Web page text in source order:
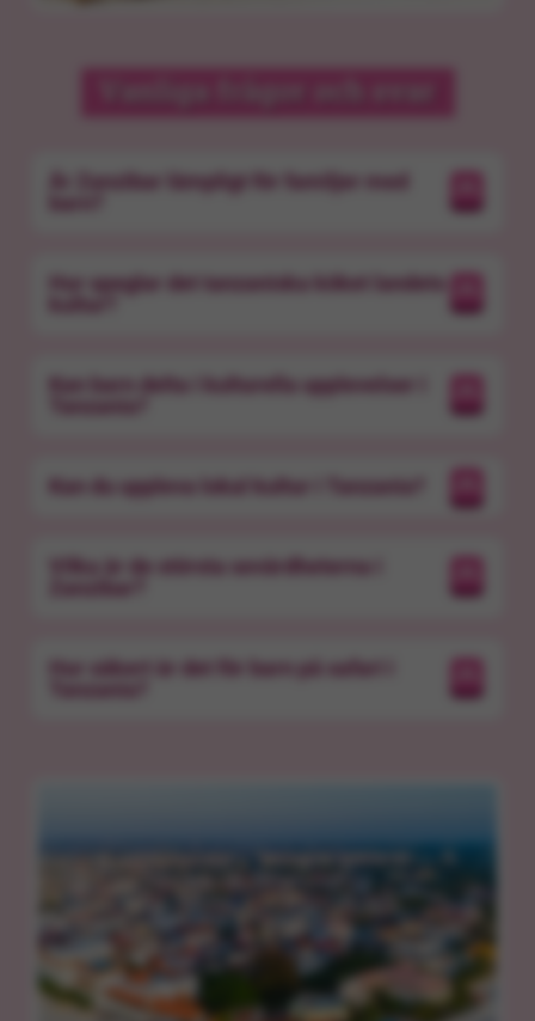
Är Zanzibar lämpligt för familjer med
Hur speglar det tanzaniska köket landets
Kan barn delta i kulturella upplevelser i
Kan du uppleva lokal kultur i Tanzania?
Vilka är de största sevärdheterna i
Hur säkert är det för barn på safari i